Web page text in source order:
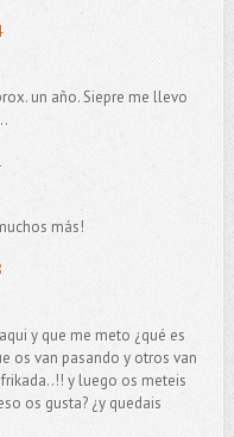
un año. Siepre me llevo
más!
y que me meto ¿qué es
os van pasando y otros van
y luego os meteis
os gusta? ¿y quedais